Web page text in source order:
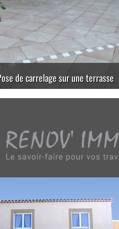
Carrelage pour entrée de garage